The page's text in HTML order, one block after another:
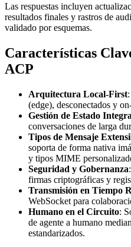
Las respuestas incluyen
resultados finales y rastros de
validado por esquemas.
Características
ACP
Arquitectura Local-First
(edge), desconectados y
Gestión de Estado
conversaciones de larga
Tipos de Mensaje
soporta de forma nativa
y tipos MIME
Seguridad y Gobernanza
firmas criptográficas y
Transmisión en Tiempo
WebSocket para
Humano en el Circuito:
de agente a humano
estandarizados.